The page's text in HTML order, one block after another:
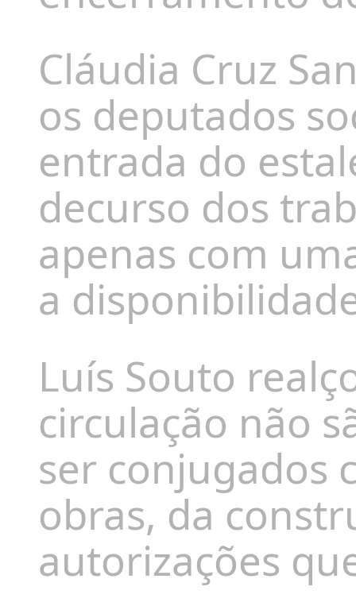
Cláudia Cruz
os deputados
entrada do
decurso dos
apenas com
a
Luís Souto
circulação não
ser conjugados
obras, da
autorizações